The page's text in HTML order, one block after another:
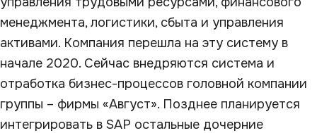
менеджмента, логистики, сбыта и управления
активами. Компания перешла на эту систему в
начале 2020. Сейчас внедряются система и
отработка бизнес-процессов головной компании
группы – фирмы «Август». Позднее планируется
интегрировать в SAP остальные дочерние